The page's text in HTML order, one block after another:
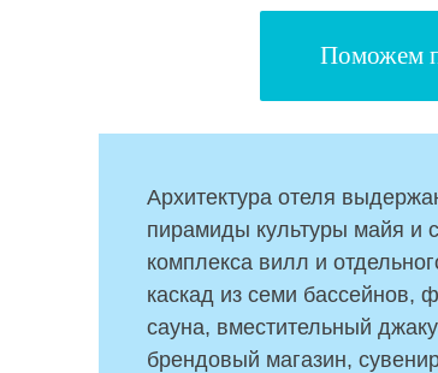
Поможем
Архитектура отеля
пирамиды культуры майя и
комплекса вилл и
каскад из семи бассейнов,
сауна, вместительный
брендовый магазин,